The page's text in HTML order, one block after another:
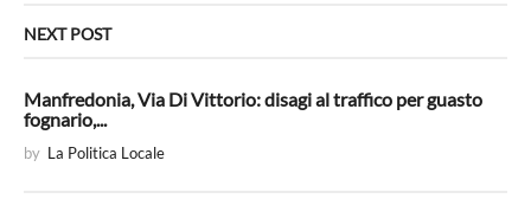
NEXT POST
Manfredonia, Via Di Vittorio: disagi al traffico per guasto
fognario,...
by La Politica Locale